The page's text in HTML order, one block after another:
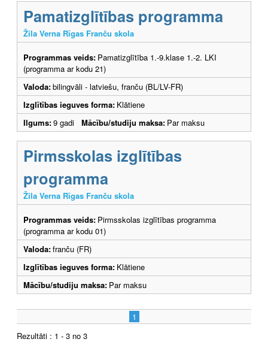
Pamatizglītības programma
Žila Verna Rīgas Franču skola
Programmas veids: Pamatizglītība 1.-9.klase 1.-2. LKI
(programma ar kodu 21)
Valoda:bilingvāli - latviešu, franču (BL/LV-FR)
Izglītības ieguves forma: Klātiene
Ilgums:9 gadi Mācību/studiju maksa: Par maksu
Pirmsskolas izglītības
programma
Žila Verna Rīgas Franču skola
Programmas veids: Pirmsskolas izglītības programma
(programma ar kodu 01)
Valoda:franču (FR)
Izglītības ieguves forma: Klātiene
Mācību/studiju maksa: Par maksu
1
Rezultāti : 1 - 3 no 3